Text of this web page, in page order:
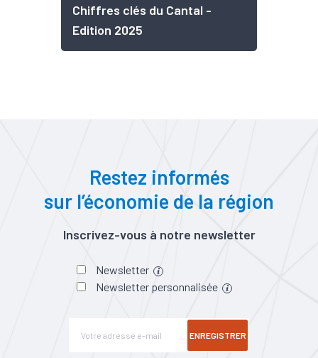
Chiffres clés du Cantal -
Edition 2025
Restez informés
sur l’économie de la région
Inscrivez-vous à notre newsletter
Newsletter
Newsletter personnalisée
ENREGISTRER